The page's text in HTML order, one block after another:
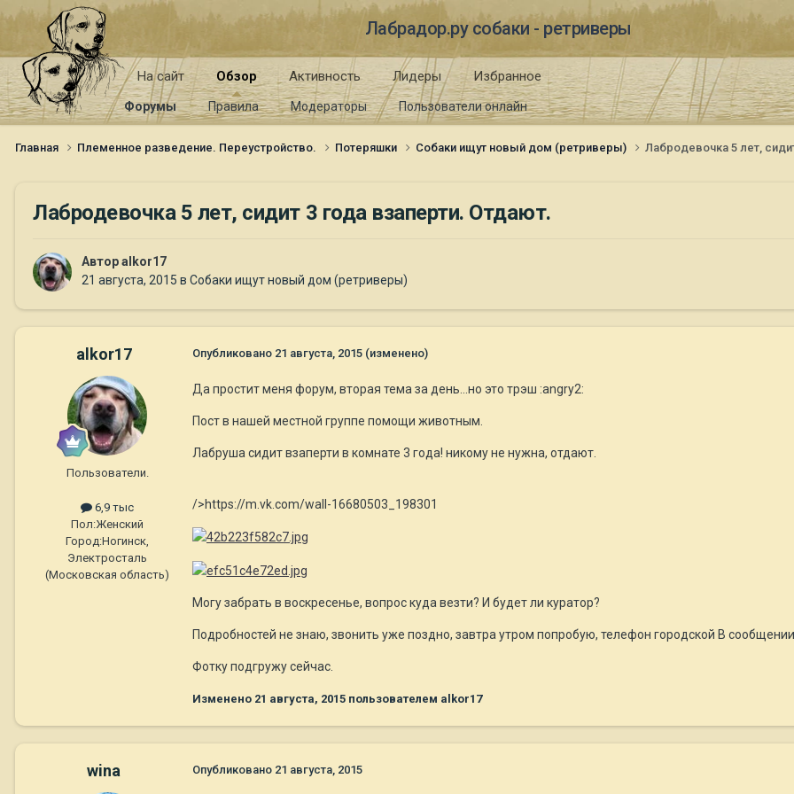
Лабрадор.ру собаки - ретриверы
На сайт Обзор
Форумы Правила Модераторы Пользователи онлайн
Активность Лидеры Избранное
Главная Племенное разведение. Переустройство. Потеряшки Собаки ищут новый дом (ретриверы) Лабродевочка 5 лет,
Лабродевочка 5 лет, сидит 3 года взаперти. Отдают.
Авторalkor17
21 августа, 2015 в Собаки ищут новый дом (ретриверы)
alkor17
Пользователи.
6,9 тыс
Пол:Женский
Город:Ногинск,
Электросталь
(Московская область)
Опубликовано 21 августа, 2015 (изменено)
Да простит меня форум, вторая тема за день...но это трэш :angry2:
Пост в нашей местной группе помощи животным.
Лабруша сидит взаперти в комнате 3 года! никому не нужна, отдают.
/>https://m.vk.com/wall-16680503_198301
Могу забрать в воскресенье, вопрос куда везти? И будет ли куратор?
Подробностей не знаю, звонить уже поздно, завтра утром попробую, телефон городской В
Фотку подгружу сейчас.
Изменено 21 августа, 2015 пользователем alkor17
wina Опубликовано 21 августа, 2015